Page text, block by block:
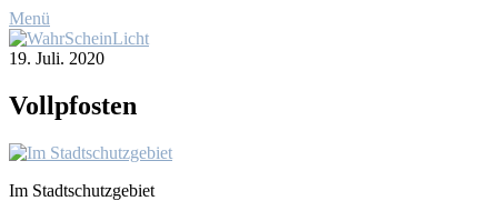
Menü
19. Juli. 2020
Voll­pfos­ten
Im Stadt­schutz­ge­biet